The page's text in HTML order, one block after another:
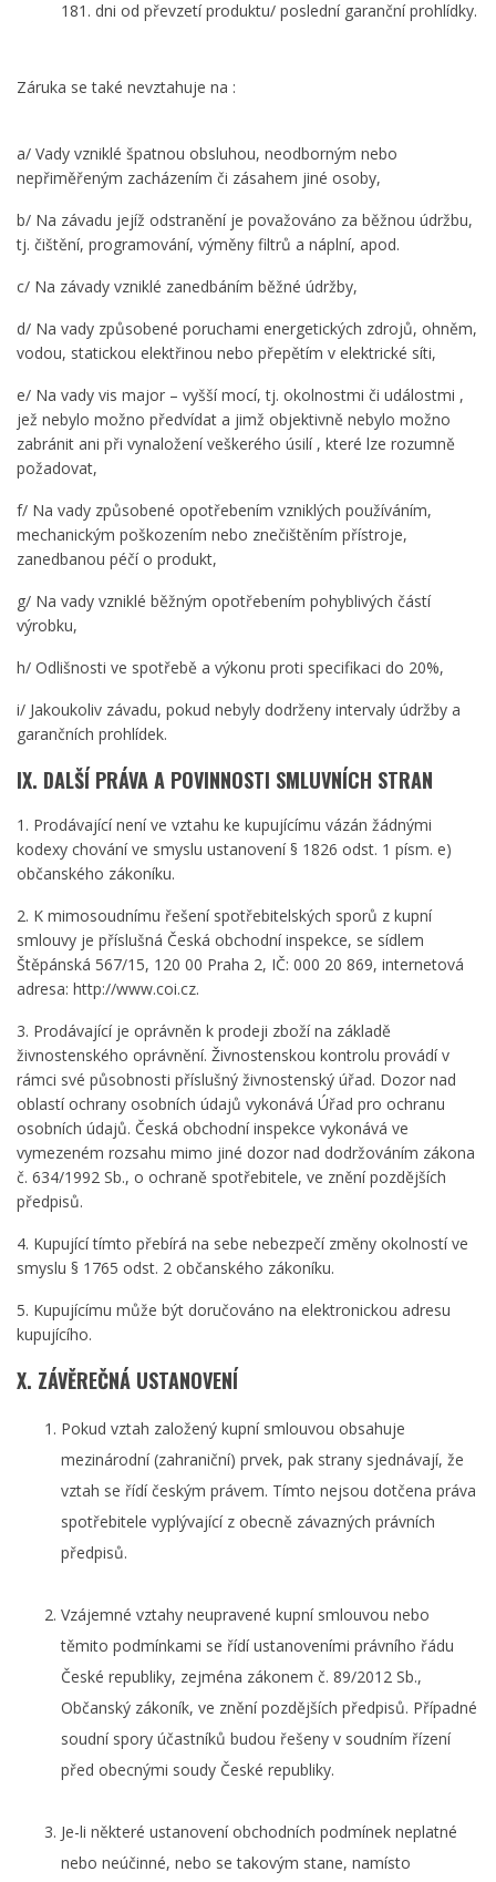
181. dni od převzetí produktu/ poslední garanční prohlídky.
Záruka se také nevztahuje na :
a/ Vady vzniklé špatnou obsluhou, neodborným nebo
nepřiměřeným zacházením či zásahem jiné osoby,
b/ Na závadu jejíž odstranění je považováno za běžnou údržbu,
tj. čištění, programování, výměny filtrů a náplní, apod.
c/ Na závady vzniklé zanedbáním běžné údržby,
d/ Na vady způsobené poruchami energetických zdrojů, ohněm,
vodou, statickou elektřinou nebo přepětím v elektrické síti,
e/ Na vady vis major – vyšší mocí, tj. okolnostmi či událostmi ,
jež nebylo možno předvídat a jimž objektivně nebylo možno
zabránit ani při vynaložení veškerého úsilí , které lze rozumně
požadovat,
f/ Na vady způsobené opotřebením vzniklých používáním,
mechanickým poškozením nebo znečištěním přístroje,
zanedbanou péčí o produkt,
g/ Na vady vzniklé běžným opotřebením pohyblivých částí
výrobku,
h/ Odlišnosti ve spotřebě a výkonu proti specifikaci do 20%,
i/ Jakoukoliv závadu, pokud nebyly dodrženy intervaly údržby a
garančních prohlídek.
IX. DALŠÍ PRÁVA A POVINNOSTI SMLUVNÍCH STRAN
1. Prodávající není ve vztahu ke kupujícímu vázán žádnými
kodexy chování ve smyslu ustanovení § 1826 odst. 1 písm. e)
občanského zákoníku.
2. K mimosoudnímu řešení spotřebitelských sporů z kupní
smlouvy je příslušná Česká obchodní inspekce, se sídlem
Štěpánská 567/15, 120 00 Praha 2, IČ: 000 20 869, internetová
adresa: http://www.coi.cz.
3. Prodávající je oprávněn k prodeji zboží na základě
živnostenského oprávnění. Živnostenskou kontrolu provádí v
rámci své působnosti příslušný živnostenský úřad. Dozor nad
oblastí ochrany osobních údajů vykonává Úřad pro ochranu
osobních údajů. Česká obchodní inspekce vykonává ve
vymezeném rozsahu mimo jiné dozor nad dodržováním zákona
č. 634/1992 Sb., o ochraně spotřebitele, ve znění pozdějších
předpisů.
4. Kupující tímto přebírá na sebe nebezpečí změny okolností ve
smyslu § 1765 odst. 2 občanského zákoníku.
5. Kupujícímu může být doručováno na elektronickou adresu
kupujícího.
X. ZÁVĚREČNÁ USTANOVENÍ
Pokud vztah založený kupní smlouvou obsahuje
mezinárodní (zahraniční) prvek, pak strany sjednávají, že
vztah se řídí českým právem. Tímto nejsou dotčena práva
spotřebitele vyplývající z obecně závazných právních
předpisů.
Vzájemné vztahy neupravené kupní smlouvou nebo
těmito podmínkami se řídí ustanoveními právního řádu
České republiky, zejména zákonem č. 89/2012 Sb.,
Občanský zákoník, ve znění pozdějších předpisů. Případné
soudní spory účastníků budou řešeny v soudním řízení
před obecnými soudy České republiky.
Je-li některé ustanovení obchodních podmínek neplatné
nebo neúčinné, nebo se takovým stane, namísto